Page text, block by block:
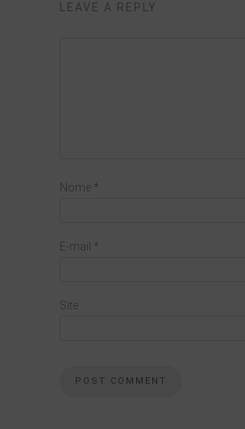
LEAVE A REPLY
Nome *
E-mail *
Site